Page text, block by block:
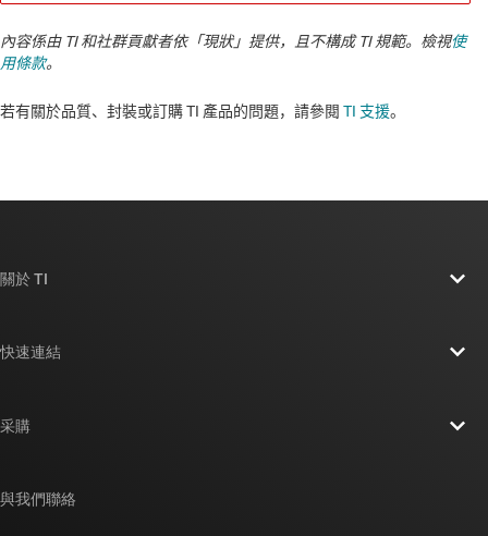
內容係由 TI 和社群貢獻者依「現狀」提供，且不構成 TI 規範。檢視使
用條款。
若有關於品質、封裝或訂購 TI 產品的問題，請參閱 TI 支援。​​​​​​​​​​​​​​
關於 TI
快速連結
交互參考搜索
采購
與我們聯絡